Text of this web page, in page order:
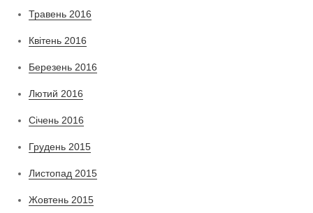
Травень 2016
Квітень 2016
Березень 2016
Лютий 2016
Січень 2016
Грудень 2015
Листопад 2015
Жовтень 2015